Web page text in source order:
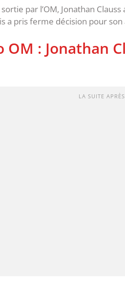
par l’OM, Jonathan
a pris ferme décision pour son
OM : Jonathan
LA SUITE